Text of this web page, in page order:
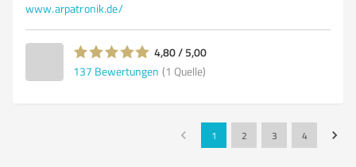
www.arpatronik.de/
4,80 / 5,00
137 Bewertungen (1 Quelle)
1 2 3 4